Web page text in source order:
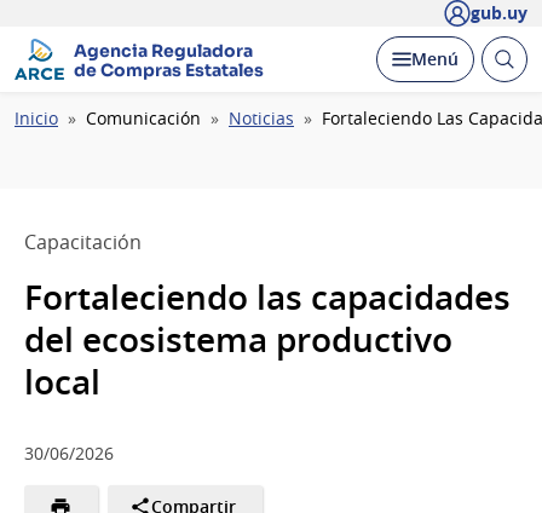
gub.uy
Agencia Reguladora
de Compras Estatales
Desplegar
Menú Abrir
Ruta
Inicio Comunicación Noticias Fortaleciendo Las
Capacitación
Fortaleciendo las capacidades
del ecosistema productivo
local
30/06/2026
Compartir